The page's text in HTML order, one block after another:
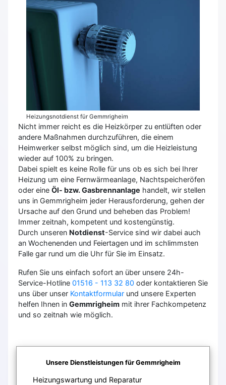
Heizungsnotdienst für Gemmrigheim
Nicht immer reicht es die Heizkörper zu entlüften oder
andere Maßnahmen durchzuführen, die einem
Heimwerker selbst möglich sind, um die Heizleistung
wieder auf 100% zu bringen.
Dabei spielt es keine Rolle für uns ob es sich bei Ihrer
Heizung um eine Fernwärmeanlage, Nachtspeicheröfen
oder eine Öl- bzw. Gasbrennanlage handelt, wir stellen
uns in Gemmrigheim jeder Herausforderung, gehen der
Ursache auf den Grund und beheben das Problem!
Immer zeitnah, kompetent und kostengünstig.
Durch unseren Notdienst-Service sind wir dabei auch
an Wochenenden und Feiertagen und im schlimmsten
Falle gar rund um die Uhr für Sie im Einsatz.
Rufen Sie uns einfach sofort an über unsere 24h-
Service-Hotline 01516 - 113 32 80 oder kontaktieren Sie
uns über unser Kontaktformular und unsere Experten
helfen Ihnen in Gemmrigheim mit ihrer Fachkompetenz
und so zeitnah wie möglich.
Unsere Dienstleistungen für Gemmrigheim
Heizungswartung und Reparatur